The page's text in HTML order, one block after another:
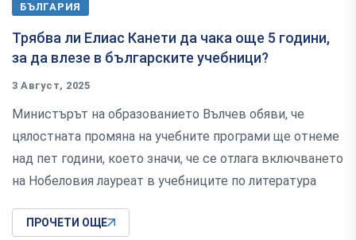
БЪЛГАРИЯ
Трябва ли Елиас Канети да чака още 5 години,
за да влезе в българските учебници?
3 Август, 2025
Министърът на образованието Вълчев обяви, че
цялостната промяна на учебните програми ще отнеме
над пет години, което значи, че се отлага включването
на Нобеловия лауреат в учебниците по литература
ПРОЧЕТИ ОЩЕ